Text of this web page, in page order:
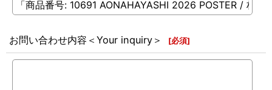
お問い合わせ内容＜Your inquiry＞ [必須]